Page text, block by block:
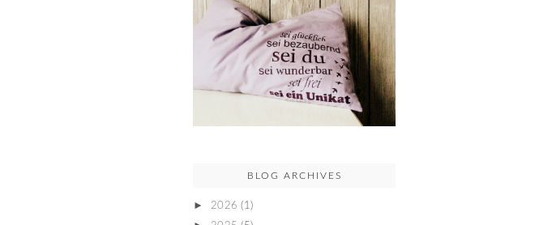
BLOG ARCHIVES
► 2026 (1)